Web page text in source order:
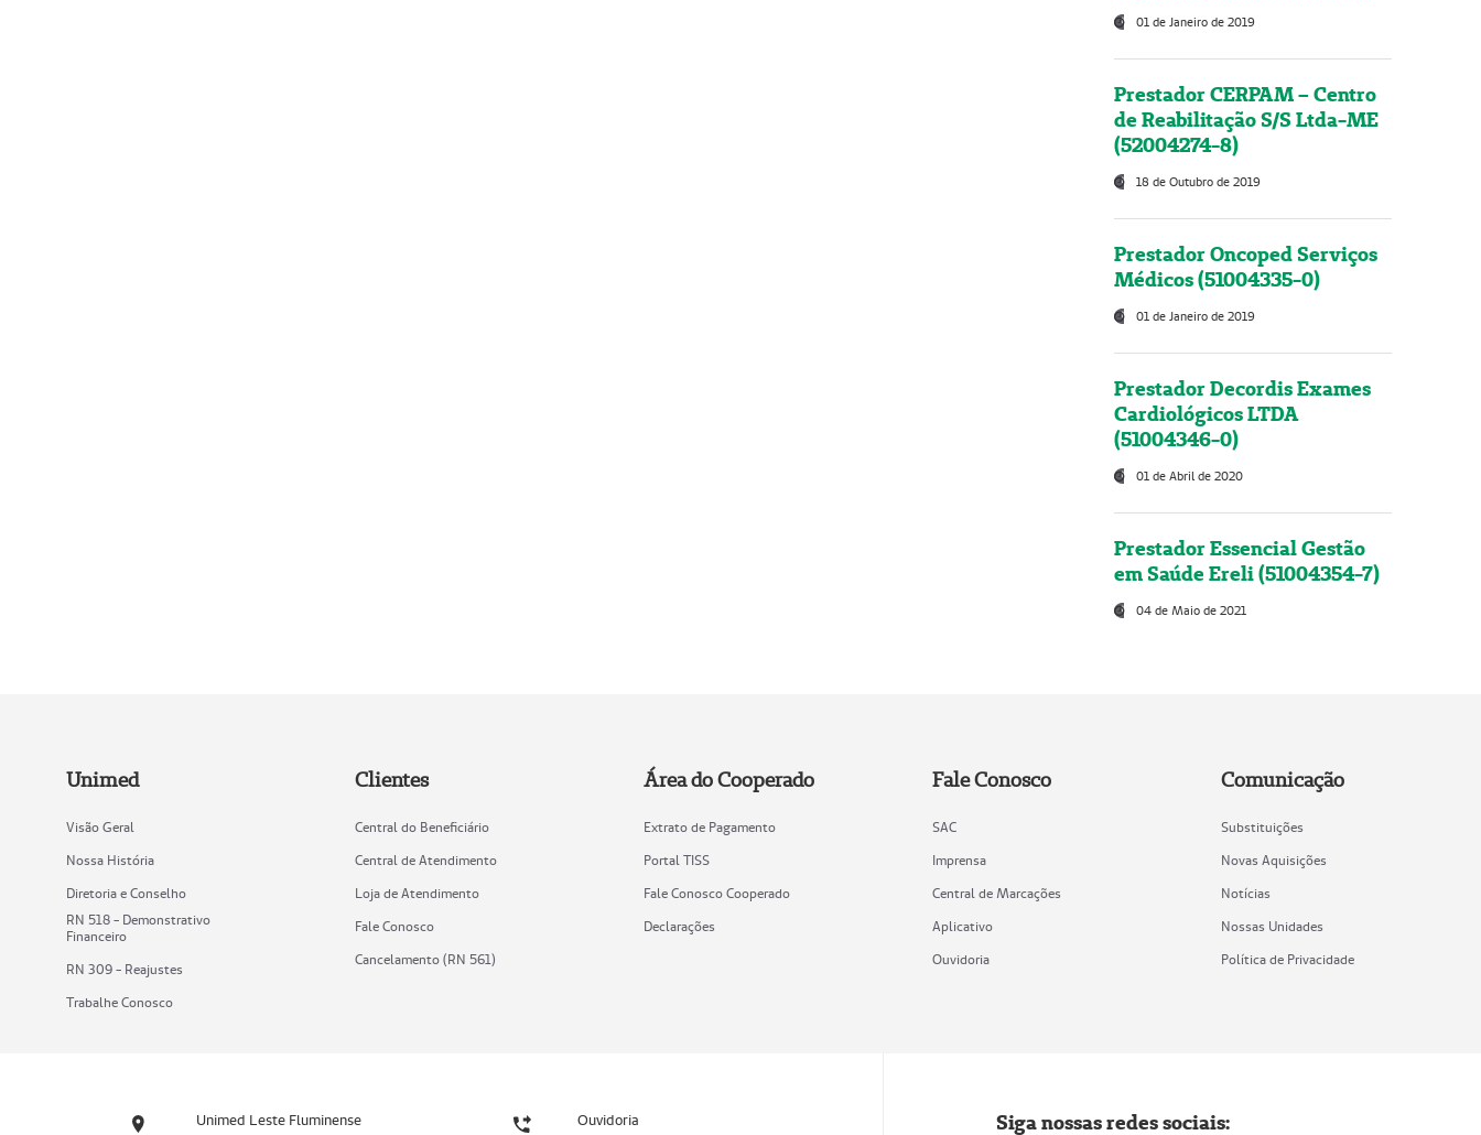
01 de Janeiro de 2019
Prestador CERPAM – Centro
de Reabilitação S/S Ltda-ME
(52004274-8)
18 de Outubro de 2019
Prestador Oncoped Serviços
Médicos (51004335-0)
01 de Janeiro de 2019
Prestador Decordis Exames
Cardiológicos LTDA
(51004346-0)
01 de Abril de 2020
Prestador Essencial Gestão
em Saúde Ereli (51004354-7)
04 de Maio de 2021
Unimed
Visão Geral
Nossa História
Diretoria e Conselho
RN 518 - Demonstrativo
Financeiro
RN 309 - Reajustes
Trabalhe Conosco
Clientes
Central do Beneficiário
Central de Atendimento
Loja de Atendimento
Fale Conosco
Cancelamento (RN 561)
Área do Cooperado
Extrato de Pagamento
Portal TISS
Fale Conosco Cooperado
Declarações
Fale Conosco
SAC
Imprensa
Central de Marcações
Aplicativo
Ouvidoria
Comunicação
Substituições
Novas Aquisições
Notícias
Nossas Unidades
Política de Privacidade
Unimed Leste Fluminense Ouvidoria Siga nossas redes sociais: